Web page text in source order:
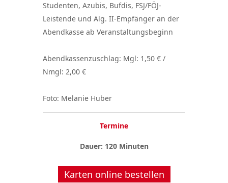
Studenten, Azubis, Bufdis, FSJ/FÖJ-
Leistende und Alg. II-Empfänger an der
Abendkasse ab Veranstaltungsbeginn
Abendkassenzuschlag: Mgl: 1,50 € /
Nmgl: 2,00 €
Foto: Melanie Huber
Termine
Dauer: 120 Minuten
Karten online bestellen